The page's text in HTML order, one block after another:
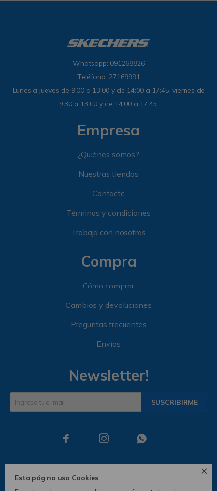

Esta página usa Cookies
Whatsapp: 091268826
Teléfono: 27169991
Lunes a jueves de 9:00 a 13:00 y de 14:00 a 17:45, viernes de
9:30 a 13:00 y de 14:00 a 17:45.
Empresa
¿Quiénes somos?
Nuestras tiendas
Contacto
Términos y condiciones
Trabaja con nosotros
Compra
Cómo comprar
Cambios y devoluciones
Preguntas frecuentes
Envíos
Newsletter!
SUSCRIBIRME
  